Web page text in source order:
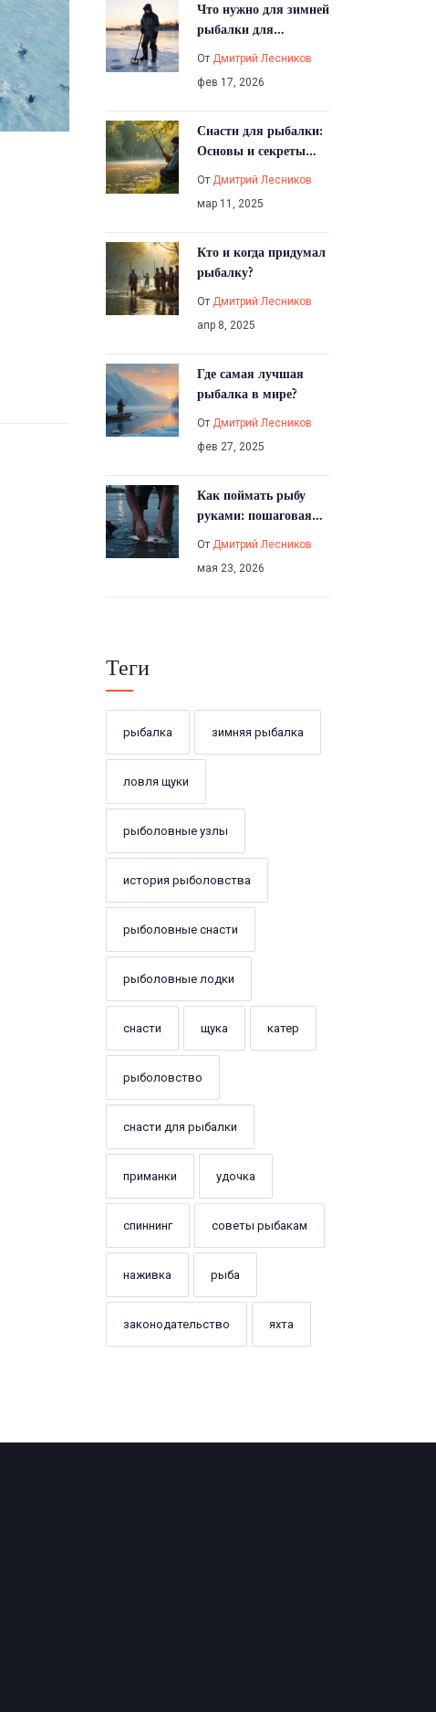
Что нужно для зимней
рыбалки для
список снастей и
советов
От Дмитрий Лесников
фев 17, 2026
Снасти для рыбалки:
Основы и секреты
От Дмитрий Лесников
мар 11, 2025
Кто и когда придумал
рыбалку?
От Дмитрий Лесников
апр 8, 2025
Где самая лучшая
рыбалка в мире?
От Дмитрий Лесников
фев 27, 2025
Как поймать рыбу
руками: пошаговая
места и виды рыб
От Дмитрий Лесников
мая 23, 2026
Теги
рыбалка зимняя рыбалка
ловля щуки
рыболовные узлы
история рыболовства
рыболовные снасти
рыболовные лодки
снасти щука катер
рыболовство
снасти для рыбалки
приманки удочка
спиннинг советы рыбакам
наживка рыба
законодательство яхта